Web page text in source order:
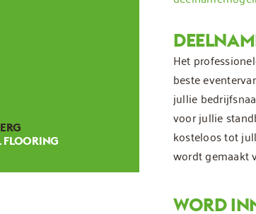
FLOORING
Het
beste
jullie
voor jullie
kosteloos tot
wordt gemaakt
WORD